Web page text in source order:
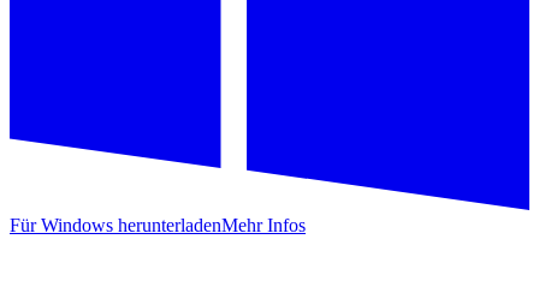
Für Windows herunterladenMehr Infos